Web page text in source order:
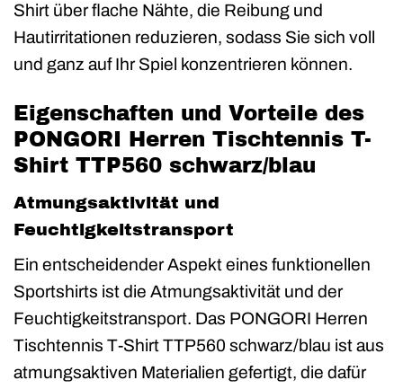
Shirt über flache Nähte, die Reibung und
Hautirritationen reduzieren, sodass Sie sich voll
und ganz auf Ihr Spiel konzentrieren können.
Eigenschaften und Vorteile des
PONGORI Herren Tischtennis T-
Shirt TTP560 schwarz/blau
Atmungsaktivität und
Feuchtigkeitstransport
Ein entscheidender Aspekt eines funktionellen
Sportshirts ist die Atmungsaktivität und der
Feuchtigkeitstransport. Das PONGORI Herren
Tischtennis T-Shirt TTP560 schwarz/blau ist aus
atmungsaktiven Materialien gefertigt, die dafür